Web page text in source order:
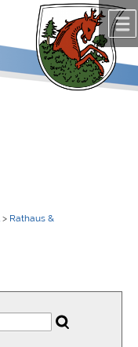
springen.
> Rathaus &